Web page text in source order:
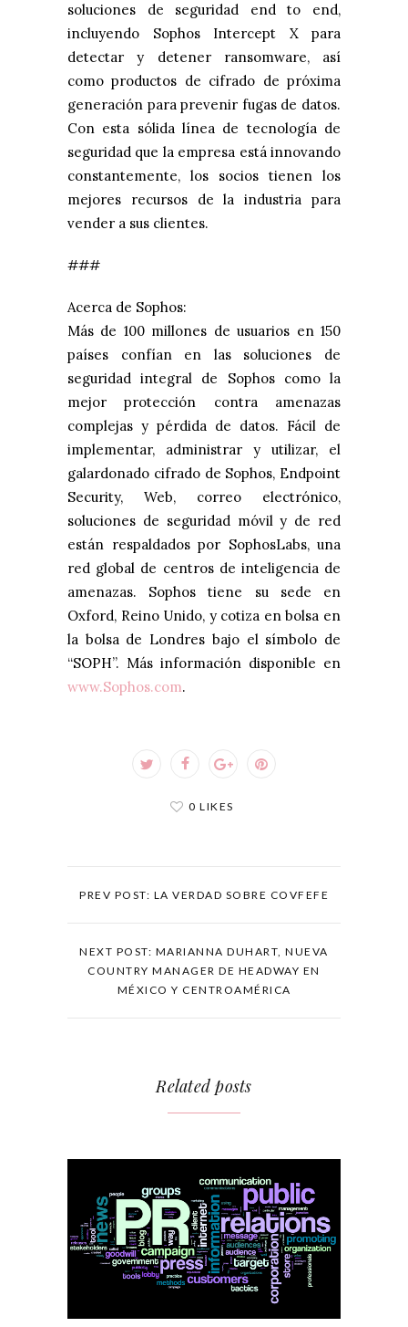
soluciones de seguridad end to end,
incluyendo Sophos Intercept X para
detectar y detener ransomware, así
como productos de cifrado de próxima
generación para prevenir fugas de datos.
Con esta sólida línea de tecnología de
seguridad que la empresa está innovando
constantemente, los socios tienen los
mejores recursos de la industria para
vender a sus clientes.
###
Acerca de Sophos:
Más de 100 millones de usuarios en 150
países confían en las soluciones de
seguridad integral de Sophos como la
mejor protección contra amenazas
complejas y pérdida de datos. Fácil de
implementar, administrar y utilizar, el
galardonado cifrado de Sophos, Endpoint
Security, Web, correo electrónico,
soluciones de seguridad móvil y de red
están respaldados por SophosLabs, una
red global de centros de inteligencia de
amenazas. Sophos tiene su sede en
Oxford, Reino Unido, y cotiza en bolsa en
la bolsa de Londres bajo el símbolo de
“SOPH”. Más información disponible en
www.Sophos.com.
0 LIKES
PREV POST: LA VERDAD SOBRE COVFEFE
NEXT POST: MARIANNA DUHART, NUEVA
COUNTRY MANAGER DE HEADWAY EN
MÉXICO Y CENTROAMÉRICA
Related posts